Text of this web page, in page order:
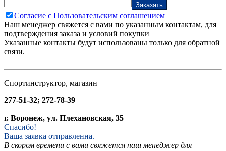
Заказать
Согласие с Пользовательским соглашением
Наш менеджер свяжется с вами по указанным контактам, для
подтверждения заказа и условий покупки
Указанные контакты будут использованы только для обратной
связи.
Спортинструктор, магазин
277-51-32; 272-78-39
г. Воронеж, ул. Плехановская, 35
Спасибо!
Ваша заявка отправленна.
В скором времени с вами свяжется наш менеджер для